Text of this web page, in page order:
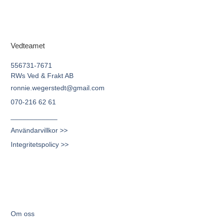
Vedteamet
556731-7671
RWs Ved & Frakt AB
ronnie.wegerstedt@gmail.com
070-216 62 61
Användarvillkor >>
Integritetspolicy >>
Om oss